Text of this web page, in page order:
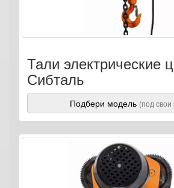
Тали электрические
Сибталь
Подбери модель (под свои